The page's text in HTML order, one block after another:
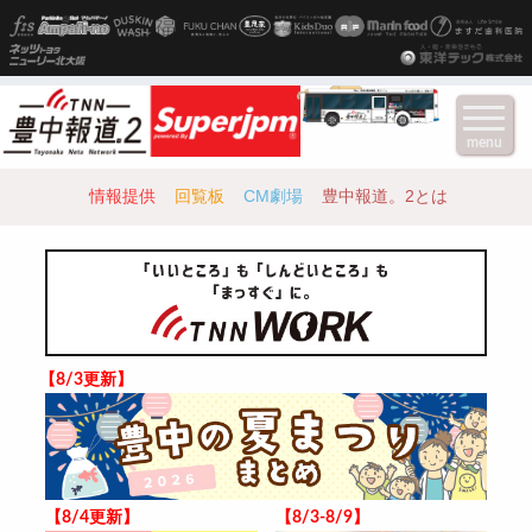
情報提供 回覧板 CM劇場 豊中報道。2とは
【8/3更新】
【8/4更新】 【8/3-8/9】
menu